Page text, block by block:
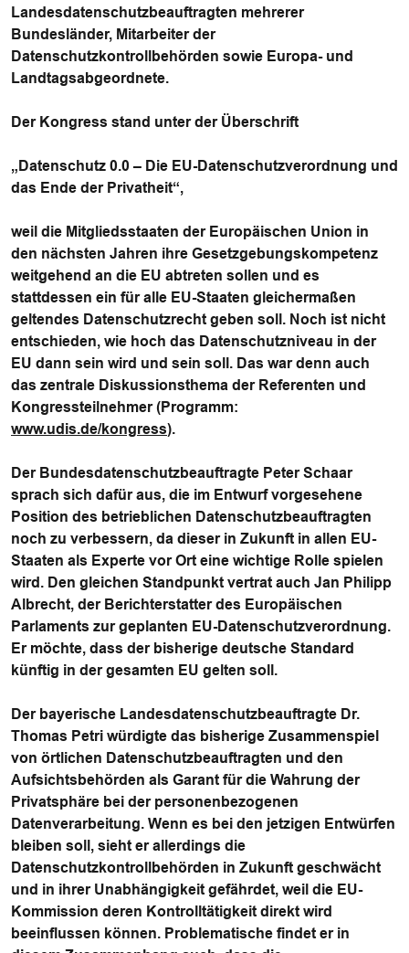
Landesdatenschutzbeauftragten mehrerer
Bundesländer, Mitarbeiter der
Datenschutzkontrollbehörden sowie Europa- und
Landtagsabgeordnete.
Der Kongress stand unter der Überschrift
„Datenschutz 0.0 – Die EU-Datenschutzverordnung und
das Ende der Privatheit“,
weil die Mitgliedsstaaten der Europäischen Union in
den nächsten Jahren ihre Gesetzgebungskompetenz
weitgehend an die EU abtreten sollen und es
stattdessen ein für alle EU-Staaten gleichermaßen
geltendes Datenschutzrecht geben soll. Noch ist nicht
entschieden, wie hoch das Datenschutzniveau in der
EU dann sein wird und sein soll. Das war denn auch
das zentrale Diskussionsthema der Referenten und
Kongressteilnehmer (Programm:
www.udis.de/kongress).
Der Bundesdatenschutzbeauftragte Peter Schaar
sprach sich dafür aus, die im Entwurf vorgesehene
Position des betrieblichen Datenschutzbeauftragten
noch zu verbessern, da dieser in Zukunft in allen EU-
Staaten als Experte vor Ort eine wichtige Rolle spielen
wird. Den gleichen Standpunkt vertrat auch Jan Philipp
Albrecht, der Berichterstatter des Europäischen
Parlaments zur geplanten EU-Datenschutzverordnung.
Er möchte, dass der bisherige deutsche Standard
künftig in der gesamten EU gelten soll.
Derbayerische Landesdatenschutzbeauftragte Dr.
Thomas Petri würdigte das bisherige Zusammenspiel
von örtlichen Datenschutzbeauftragten und den
Aufsichtsbehörden als Garant für die Wahrung der
Privatsphäre bei der personenbezogenen
Datenverarbeitung. Wenn es bei den jetzigen Entwürfen
bleiben soll, sieht er allerdings die
Datenschutzkontrollbehörden in Zukunft geschwächt
und in ihrer Unabhängigkeit gefährdet, weil die EU-
Kommission deren Kontrolltätigkeit direkt wird
beeinflussen können. Problematische findet er in